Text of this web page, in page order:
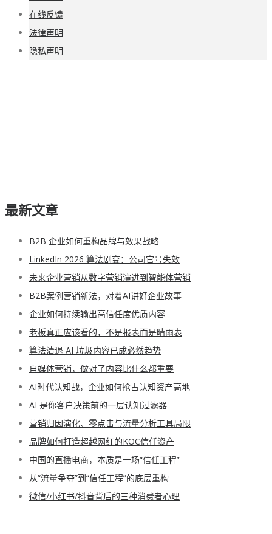
在线反馈
法律声明
隐私声明
最新文章
B2B 企业如何重构品牌与效果战略
LinkedIn 2026 算法剧变：公司官号失效
未来企业营销从数字营销演进到智能体营销
B2B案例营销新法，对着AI讲好企业故事
企业如何持续输出高信任度优质内容
老板真正应该看的，不是报表而是晴雨表
算法清退 AI 垃圾内容已成必然趋势
自媒体营销，做对了内容比什么都重要
AI时代认知战，企业如何抢占认知资产高地
AI 是你客户决策前的一层认知过滤器
营销归因演化、零点击与流量分析工具局限
品牌如何打造超越网红的KOC信任资产
中国的直播电商，本质是一场“信任工程”
从“流量争夺”到“信任工程”的底层重构
微信/小红书/抖音背后的三种消费者心理